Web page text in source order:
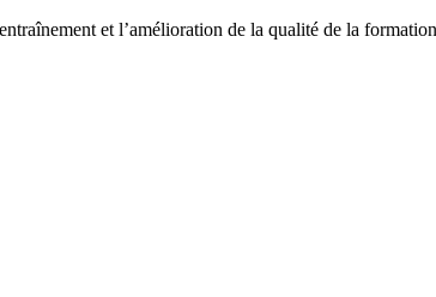
et l’amélioration de la qualité de la